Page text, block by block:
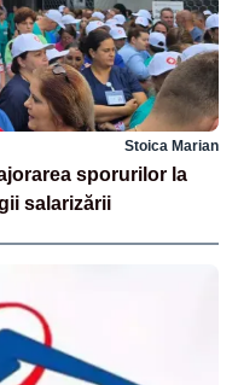
Stoica Marian
sporurilor la
salarizării